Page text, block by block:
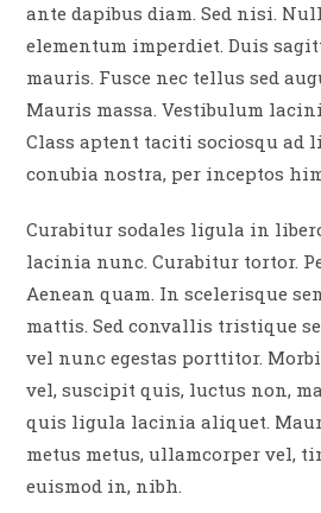
ante dapibus diam. Sed nisi.
elementum imperdiet. Duis
mauris. Fusce nec tellus sed
Mauris massa. Vestibulum
Class aptent taciti sociosqu ad
conubia nostra, per inceptos
Curabitur sodales ligula in
lacinia nunc. Curabitur tortor.
Aenean quam. In scelerisque
mattis. Sed convallis tristique
vel nunc egestas porttitor.
vel, suscipit quis, luctus non,
quis ligula lacinia aliquet.
metus metus, ullamcorper vel,
euismod in, nibh.